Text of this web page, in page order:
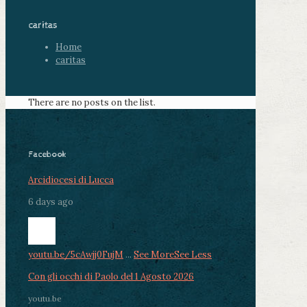
caritas
Home
caritas
There are no posts on the list.
Facebook
Arcidiocesi di Lucca
6 days ago
youtu.be/5cAwjj0FujM ... See MoreSee Less
Con gli occhi di Paolo del 1 Agosto 2026
youtu.be